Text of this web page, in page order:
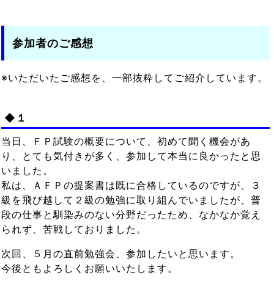
参加者のご感想
※いただいたご感想を、一部抜粋してご紹介しています。
◆１
当日、ＦＰ試験の概要について、初めて聞く機会があ
り、とても気付きが多く、参加して本当に良かったと思
いました。
私は、ＡＦＰの提案書は既に合格しているのですが、３
級を飛び越して２級の勉強に取り組んでいましたが、普
段の仕事と馴染みのない分野だったため、なかなか覚え
られず、苦戦しておりました。
次回、５月の直前勉強会、参加したいと思います。
今後ともよろしくお願いいたします。